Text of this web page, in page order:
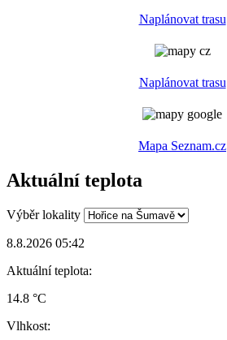
Naplánovat trasu
Naplánovat trasu
Mapa Seznam.cz
Aktuální teplota
Výběr lokality
8.8.2026 05:42
Aktuální teplota:
14.8 °C
Vlhkost: